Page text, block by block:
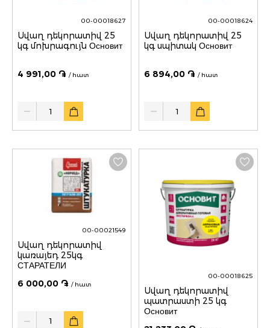
00-00018627
Սվաղ դեկորատիվ 25
կգ մոխրագույն Основит
4 991,00 ֏ / հատ
Quantity
00-00018624
Սվաղ դեկորատիվ 25
կգ սպիտակ Основит
6 894,00 ֏ / հատ
Quantity
00-00021549
Սվաղ դեկորատիվ
կառայեդ 25կգ
СТАРАТЕЛИ
6 000,00 ֏ / հատ
00-00018625
Սվաղ դեկորատիվ
պատրաստի 25 կգ
Основит